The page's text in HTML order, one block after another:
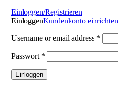
Einloggen/Registrieren
EinloggenKundenkonto einrichten
Username or email address *
Passwort *
Einloggen